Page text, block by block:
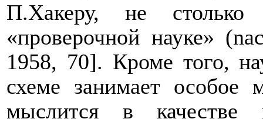
П.Хакеру, не
«проверочной науке» (
1958, 70]. Кроме того,
схеме занимает особое
мыслится в качестве